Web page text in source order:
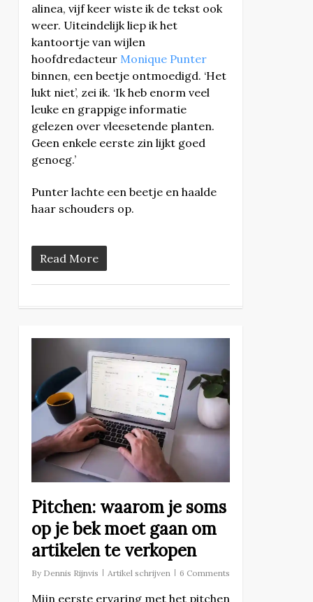
alinea, vijf keer wiste ik de tekst ook
weer. Uiteindelijk liep ik het
kantoortje van wijlen
hoofdredacteur Monique Punter
binnen, een beetje ontmoedigd. ‘Het
lukt niet’, zei ik. ‘Ik heb enorm veel
leuke en grappige informatie
gelezen over vleesetende planten.
Geen enkele eerste zin lijkt goed
genoeg.’
Punter lachte een beetje en haalde
haar schouders op.
Read More
Pitchen: waarom je soms
op je bek moet gaan om
artikelen te verkopen
By Dennis Rijnvis Artikel schrijven 6 Comments
Mijn eerste ervaring met het pitchen